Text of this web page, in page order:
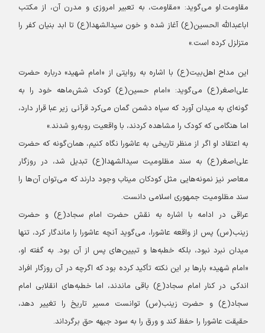
مقاومت.او می‌گوید: «مقاومت، به تعبیر امروزی و مدرن آن، از مکتب
اباعبدالله الحسین(ع) آغاز شده و خون سیدالشهدا(ع) تا ابد بنیان کفر را
متزلزل کرده است.»
این مداح اهل‌بیت(ع) با اشاره به روایتی از «امام شهید» درباره حضرت
علی‌اصغر(ع) می‌گوید: «امام حسین(ع) کودک شش‌ماهه خود را به
گونه‌ای به میدان آورد که سپاه دشمن گمان می‌کرد قرآنی زیر عبا قرار دارد،
اما هنگامی که کودک را مشاهده کردند، با واقعیت روبه‌رو شدند.»
به اعتقاد او اگر از منظر تاریخی به عاشورا نگاه کنیم، همان‌گونه که حضرت
علی‌اصغر(ع) به سند مظلومیت سیدالشهدا(ع) تبدیل شد، در روزگار
معاصر نیز نمونه‌هایی مثل کودکان میناب وجود دارند که می‌توان آن‌ها را
سند مظلومیت جمهوری اسلامی دانست.
عراقی در ادامه با اشاره به نقش حضرت امام سجاد(ع) و حضرت
زینب(س) پس از واقعه عاشورا، می‌گوید آنچه عاشورا را ماندگار کرد، تنها
میدان نبرد نبود، بلکه خطبه‌ها و تبیین‌های پس از آن بود.به گفته او،
«امام شهید» بارها بر این نکته تأکید کرده بود که اگرچه در آن روزگار افراد
اندکی در کنار امام سجاد(ع) باقی ماندند، اما خطبه‌های انقلابی امام
سجاد(ع) و حضرت زینب(س) توانست مسیر تاریخ را تغییر دهد،
حقیقت عاشورا را حفظ کند و ورق را به سود جبهه حق برگرداند.